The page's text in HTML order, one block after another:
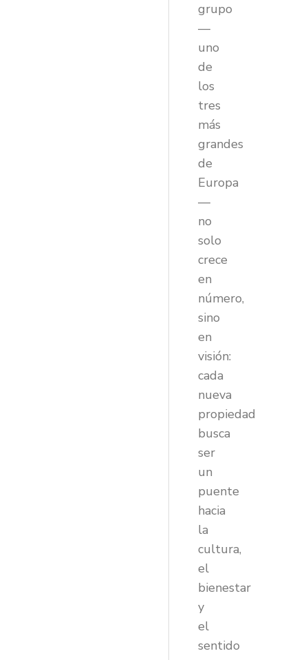
grupo
—
uno
de
los
tres
más
grandes
de
Europa
—
no
solo
crece
en
número,
sino
en
visión:
cada
nueva
propiedad
busca
ser
un
puente
hacia
la
cultura,
el
bienestar
y
el
sentido